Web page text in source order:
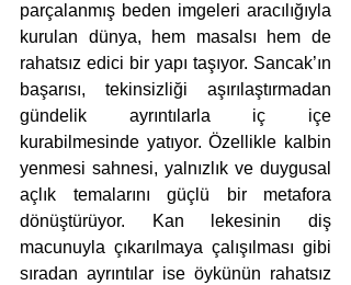
parçalanmış beden imgeleri aracılığıyla
kurulan dünya, hem masalsı hem de
rahatsız edici bir yapı taşıyor. Sancak’ın
başarısı, tekinsizliği aşırılaştırmadan
gündelik ayrıntılarla iç içe
kurabilmesinde yatıyor. Özellikle kalbin
yenmesi sahnesi, yalnızlık ve duygusal
açlık temalarını güçlü bir metafora
dönüştürüyor. Kan lekesinin diş
macunuyla çıkarılmaya çalışılması gibi
sıradan ayrıntılar ise öykünün rahatsız